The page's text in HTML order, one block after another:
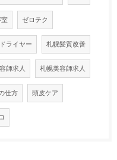
室 ゼロテク
ライヤー 札幌髪質改善
師求人 札幌美容師求人
仕方 頭皮ケア